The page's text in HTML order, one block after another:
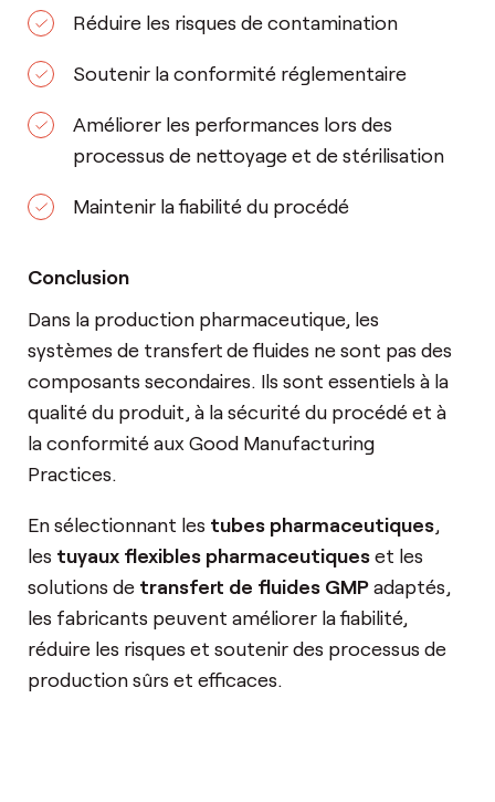
Réduire les risques de contamination
Soutenir la conformité réglementaire
Améliorer les performances lors des
processus de nettoyage et de stérilisation
Maintenir la fiabilité du procédé
Conclusion
Dans la production pharmaceutique, les
systèmes de transfert de fluides ne sont pas des
composants secondaires. Ils sont essentiels à la
qualité du produit, à la sécurité du procédé et à
la conformité aux Good Manufacturing
Practices.
En sélectionnant les tubes pharmaceutiques,
les tuyaux flexibles pharmaceutiqueset les
solutions de transfert de fluides GMPadaptés,
les fabricants peuvent améliorer la fiabilité,
réduire les risques et soutenir des processus de
production sûrs et efficaces.